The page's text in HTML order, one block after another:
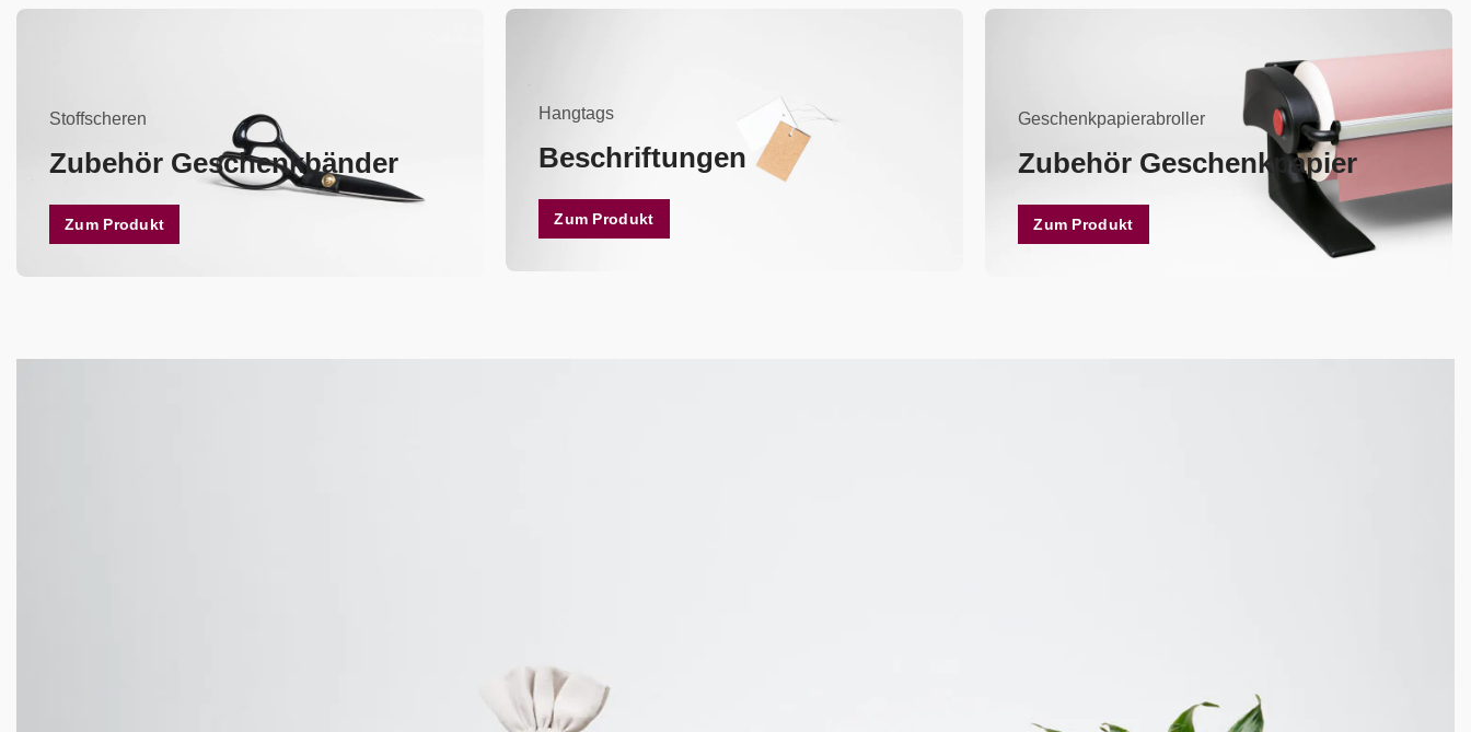
Stoffscheren
Zubehör Geschenkbänder
Zum Produkt
Hangtags
Beschriftungen
Zum Produkt
Geschenkpapierabroller
Zubehör Geschenkpapier
Zum Produkt